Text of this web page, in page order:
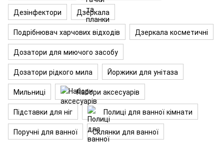
Дезінфектори
Дзеркала
Подрібнювач харчових відходів
Дзеркала косметичні
Дозатори для миючого засобу
Дозатори рідкого мила
Йоржики для унітаза
Мильниці
Набори аксесуарів
Підставки для ніг
Полиці для ванної кімнати
Поручні для ванної
Склянки для ванної